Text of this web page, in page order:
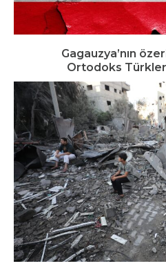
Gagauzya’nın
Ortodoks